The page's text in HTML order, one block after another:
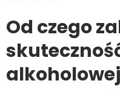
Od czego